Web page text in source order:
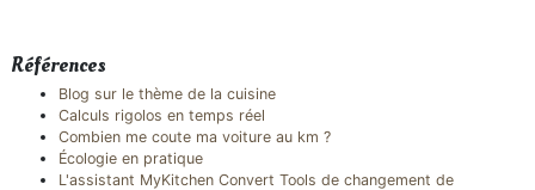
Références
Blog sur le thème de la cuisine
Calculs rigolos en temps réel
Combien me coute ma voiture au km ?
Écologie en pratique
L'assistant MyKitchen Convert Tools de changement de